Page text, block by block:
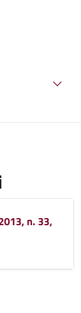
n. 33,